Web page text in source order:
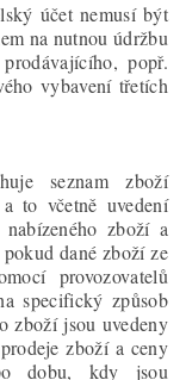
účet nemusí být
na nutnou údržbu
popř.
vybavení třetích
seznam zboží
to včetně uvedení
zboží a
dané zboží ze
provozovatelů
specifický způsob
zboží jsou uvedeny
zboží a ceny
dobu, kdy jsou